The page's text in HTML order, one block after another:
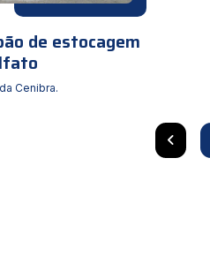
de estocagem
Cenibra.